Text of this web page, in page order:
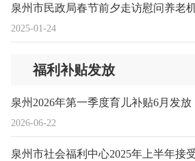
2025-01-24
泉州市民政局春节前夕走访慰问养老机构、涉
福利补贴发放
2026-06-22
泉州2026年第一季度育儿补贴6月发放
泉州市社会福利中心2025年上半年接